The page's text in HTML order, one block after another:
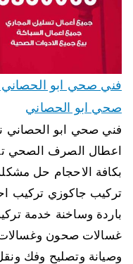
صحي ابو الحصاني
فني صحي ابو الحصاني
اعطال الصرف الصحي
بكافة الاحجام حل
تركيب جاكوزي تركيب
باردة وساخنة خدمة
غسالات صحون وغسالات
وصيانة وتصليح وفك